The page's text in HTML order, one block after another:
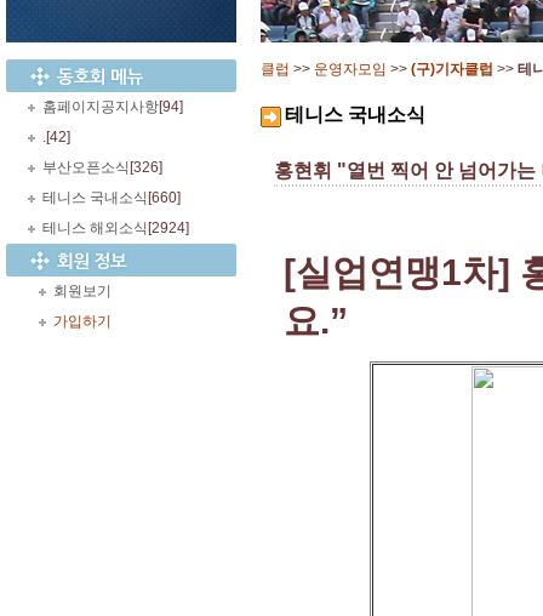
홈페이지공지사항[94]
.[42]
부산오픈소식 [326]
테니스 국내소식 [660]
테니스 해외소식 [2924]
회원보기
가입하기
클럽 >> 운영자모임 >> (구)기자클럽 >> 테
테니스 국내소식
홍현휘 "열번 찍어 안 넘어가는
[실업연맹1차]
요.”